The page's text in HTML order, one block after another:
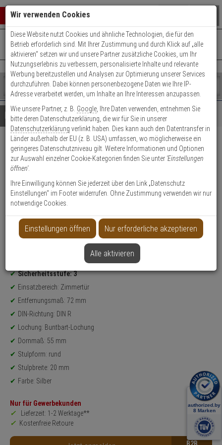
Warenkorb schließen
0 ARTIKEL IM WARENKORB
Ihr Warenkorb ist momentan leer.
Ergebnisse ()
Fertig
Shop
durchsuchen
Bitte
geben
Sie
mindestens
Zeichen
ein,
um
Suche
Es
wurde
noch
Kategorien
Suche
gestartet
+49 (0)821 899 493-0Mo. - Do.: 8:00 - 16:30 | Fr.: 8:00 - 14:00 Uhr
Kontaktservice nutzen
Details Beratung
Abus ES BB R S 55 72 20
Einsteckschloss, silber
Produktmerkmale
Datenblatt drucken
Weitere Varianten...
Einsteckschloss - Modell: ES BB
Sicherheitsstufe: 3
Einsatzbereich: Zimmertür
Entfernungsmaß: 72 mm
DIN-Richtung: DIN R
Lochung: Buntbart-Lochung
Dornmaß: 55 mm
Stulpform: rund
Stulpbreite: 20 mm
Farbe: Silber
Nur für Gewerbekunden
Lieferzeit: 1-2 Werktage**
Kostenfreie Retoure
Wir verwenden Cookies
Diese Website nutzt Cookies und ähnliche Technologien, die für den
Betrieb erforderlich sind. Mit Ihrer Zustimmung und durch Klick auf „alle
aktivieren“ setzen wir und unsere Partner zusätzliche Cookies, um Ihr
Nutzungserlebnis zu verbessern, personalisierte Inhalte und relevante
Werbung bereitzustellen und Analysen zur Optimierung unserer Services
durchzuführen. Dabei können personenbezogene Daten wie Ihre IP-
Adresse verarbeitet werden, um Inhalte an Ihre Interessen anzupassen.
Wie unsere Partner, z. B. Google , Ihre Daten verwenden, entnehmen Sie
bitte deren Datenschutzerklärung, die wir für Sie in unserer
Datenschutzerklärung verlinkt haben. Dies kann auch den Datentransfer in
Länder außerhalb der EU (z. B. USA) umfassen, wo möglicherweise ein
geringeres Datenschutzniveau gilt. Weitere Informationen und Optionen
zur Auswahl einzelner Cookie-Kategorien finden Sie unter 'Einstellungen
öffnen'.
Ihre Einwilligung können Sie jederzeit über den Link „Datenschutz
Einstellungen“ im Footer widerrufen. Ohne Zustimmung verwenden wir nur
notwendige Cookies.
Einstellungen öffnen Nur erforderliche akzeptieren
Alle aktivieren